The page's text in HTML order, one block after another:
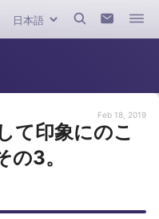
Feb 18, 2019
て印象にのこ
3。